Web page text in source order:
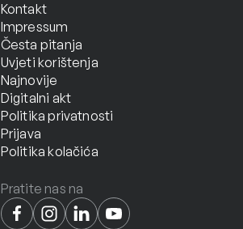
Kontakt
Impressum
Česta pitanja
Uvjeti korištenja
Najnovije
Digitalni akt
Politika privatnosti
Prijava
Politika kolačića
Pratite nas na